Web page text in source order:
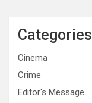
Categories
Cinema
Crime
Editor's Message